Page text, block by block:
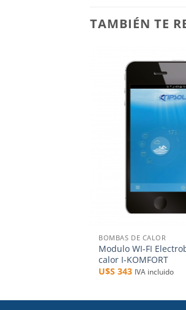
TAMBIÉN TE
BOMBAS DE CALOR
Modulo WI-FI
calor I-KOMFORT
U$S343 IVA incluido